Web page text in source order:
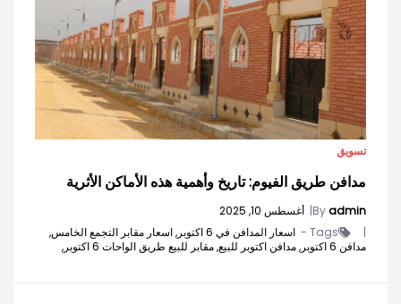
تسويق
مدافن طريق الفيوم: تاريخ وأهمية هذه الأماكن الأثرية
Byadmin
أغسطس 10, 2025
Tags - اسعار المدافن في 6 اكتوبر,
اسعار مقابر التجمع الخامس,
مدافن 6 اكتوبر,
مدافن اكتوبر للبيع,مقابر للبيع طريق الواحات 6 اكتوبر,